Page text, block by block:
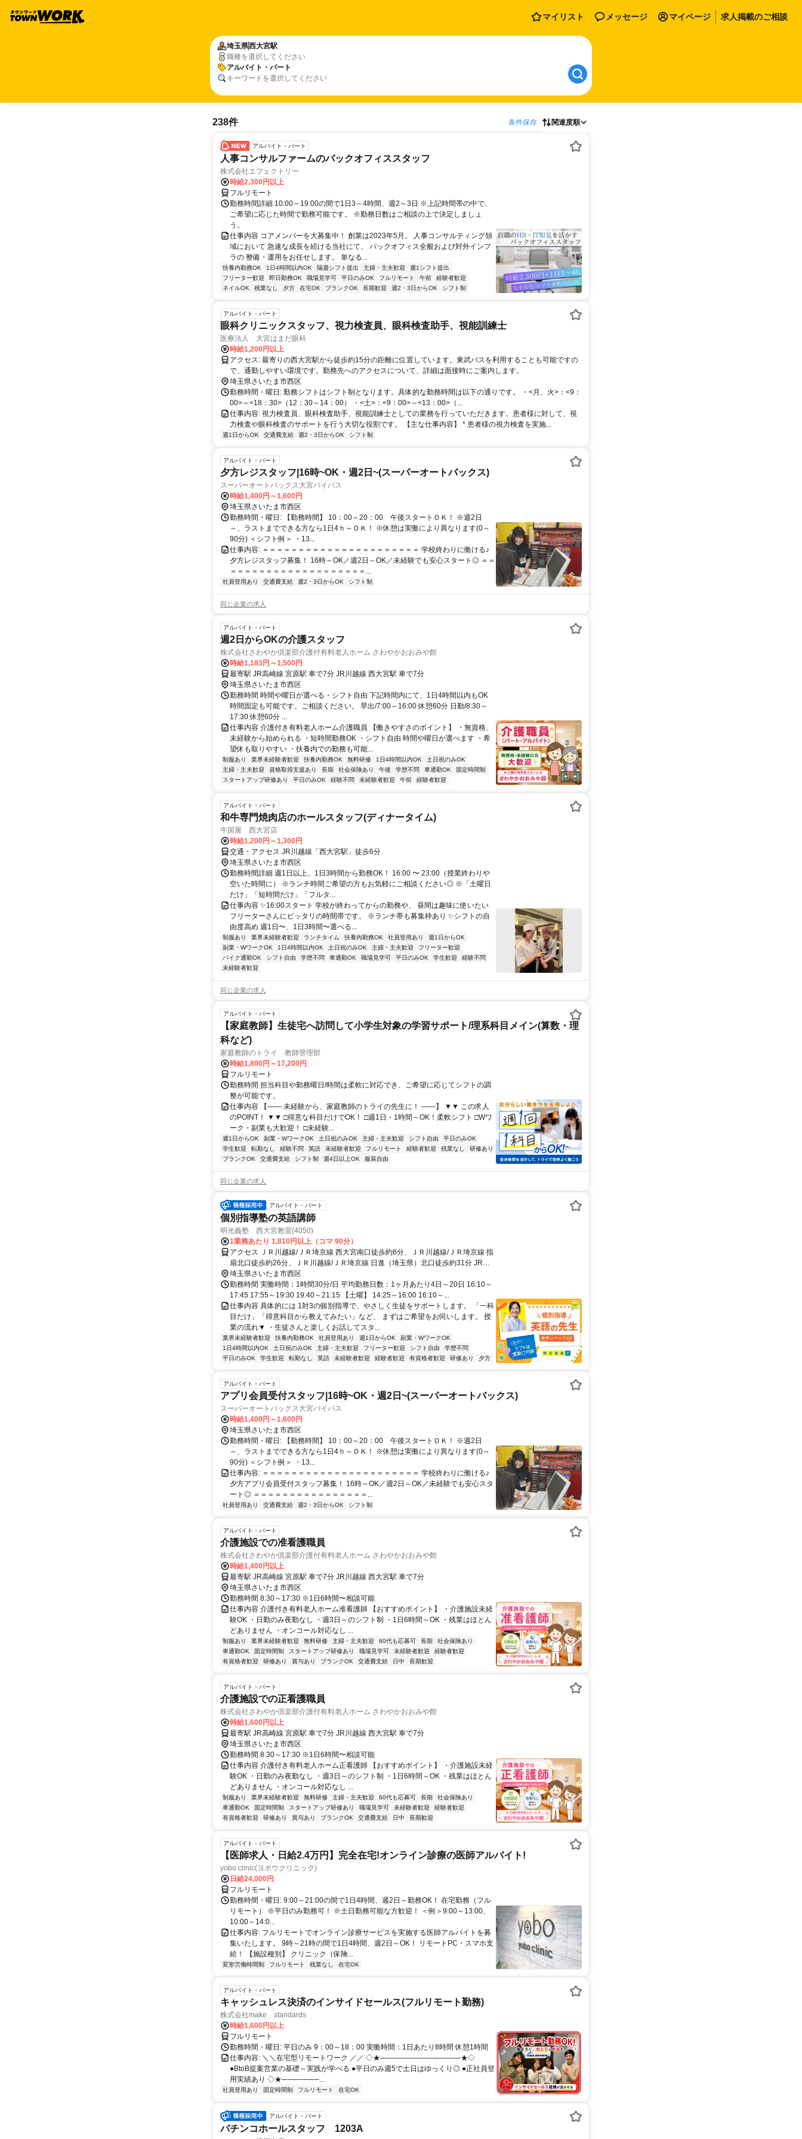
マイリスト メッセージ マイページ 求人掲載のご相談
埼玉県西大宮駅
職種を選択してください
アルバイト・パート
キーワードを選択してください
238件 条件保存 関連度順
アルバイト・パート
人事コンサルファームのバックオフィススタッフ
株式会社エフェクトリー
時給2,300円以上
フルリモート
勤務時間詳細 10:00～19:00の間で1日3～4時間、週2～3日 ※上記時間帯の中で、
ご希望に応じた時間で勤務可能です。 ※勤務日数はご相談の上で決定しましょ
う。
仕事内容 コアメンバーを大募集中！ 創業は2023年5月。 人事コンサルティング領
域において 急速な成長を続ける当社にて、 バックオフィス全般および対外インフ
ラの 整備・運用をお任せします。 単なる...
扶養内勤務OK 1日4時間以内OK 隔週シフト提出 主婦・主夫歓迎
週1シフト提出
フリーター歓迎
即日勤務OK 職場見学可 平日のみOK フルリモート 午前
経験者歓迎
ネイルOK
残業なし 夕方 在宅OK ブランクOK 長期歓迎 週2・3日からOK シフト制
アルバイト・パート
眼科クリニックスタッフ、視力検査員、眼科検査助手、視能訓練士
医療法人 大宮はまだ眼科
時給1,200円以上
アクセス: 最寄りの西大宮駅から徒歩約15分の距離に位置しています。東武バスを利用することも可能ですの
で、通勤しやすい環境です。勤務先へのアクセスについて、詳細は面接時にご案内します。
埼玉県さいたま市西区
勤務時間・曜日: 勤務シフトはシフト制となります。具体的な勤務時間は以下の通りです。 ・<月、火>：<9：
00>～<18：30>（12：30～14：00） ・<土>：<9：00>～<13：00>（...
仕事内容: 視力検査員、眼科検査助手、視能訓練士としての業務を行っていただきます。患者様に対して、視
力検査や眼科検査のサポートを行う大切な役割です。 【主な仕事内容】 * 患者様の視力検査を実施...
週1日からOK 交通費支給 週2・3日からOK シフト制
アルバイト・パート
夕方レジスタッフ|16時~OK・週2日~(スーパーオートバックス)
スーパーオートバックス大宮バイパス
時給1,400円～1,600円
埼玉県さいたま市西区
勤務時間・曜日: 【勤務時間】 10：00～20：00 午後スタートＯＫ！ ※週2日
～、ラストまでできる方なら1日4ｈ～ＯＫ！ ※休憩は実働により異なります(0～
90分) ＜シフト例＞ ・13...
仕事内容: ＝＝＝＝＝＝＝＝＝＝＝＝＝＝＝＝＝＝＝＝＝＝ 学校終わりに働ける♪
夕方レジスタッフ募集！ 16時～OK／週2日～OK／未経験でも安心スタート◎ ＝＝
＝＝＝＝＝＝＝＝＝＝＝＝＝＝＝＝＝＝＝...
社員登用あり 交通費支給 週2・3日からOK シフト制
同じ企業の求人
アルバイト・パート
週2日からOKの介護スタッフ
株式会社さわやか倶楽部介護付有料老人ホーム さわやかおおみや館
時給1,183円～1,500円
最寄駅 JR高崎線 宮原駅 車で7分 JR川越線 西大宮駅 車で7分
埼玉県さいたま市西区
勤務時間 時間や曜日が選べる・シフト自由 下記時間内にて、1日4時間以内もOK
時間固定も可能です。ご相談ください。 早出/7:00～16:00 休憩60分 日勤/8:30～
17:30 休憩60分 ...
仕事内容 介護付き有料老人ホーム介護職員 【働きやすさのポイント】 ・無資格、
未経験から始められる ・短時間勤務OK ・シフト自由 時間や曜日が選べます ・希
望休も取りやすい ・扶養内での勤務も可能...
制服あり 業界未経験者歓迎 扶養内勤務OK 無料研修 1日4時間以内OK
土日祝のみOK
主婦・主夫歓迎
資格取得支援あり 長期 社会保険あり 午後 学歴不問 車通勤OK
固定時間制
スタートアップ研修あり
平日のみOK 経験不問 未経験者歓迎 午前 経験者歓迎
アルバイト・パート
和牛専門焼肉店のホールスタッフ(ディナータイム)
牛国屋 西大宮店
時給1,200円～1,300円
交通・アクセス JR川越線「西大宮駅」徒歩6分
埼玉県さいたま市西区
勤務時間詳細 週1日以上、1日3時間から勤務OK！ 16:00 〜 23:00（授業終わりや
空いた時間に） ※ランチ時間ご希望の方もお気軽にご相談ください◎ ※「土曜日
だけ」「短時間だけ」「フルタ...
仕事内容 ✨16:00スタート 学校が終わってからの勤務や、 昼間は趣味に使いたい
フリーターさんにピッタリの時間帯です。 ※ランチ帯も募集枠あり ✨シフトの自
由度高め 週1日〜、1日3時間〜選べる...
制服あり 業界未経験者歓迎 ランチタイム 扶養内勤務OK 社員登用あり
週1日からOK
副業・WワークOK
1日4時間以内OK 土日祝のみOK 主婦・主夫歓迎
フリーター歓迎
バイク通勤OK
シフト自由 学歴不問 車通勤OK 職場見学可 平日のみOK 学生歓迎
経験不問
未経験者歓迎
同じ企業の求人
アルバイト・パート
【家庭教師】生徒宅へ訪問して小学生対象の学習サポート/理系科目メイン(算数・理
科など)
家庭教師のトライ 教師管理部
時給1,800円～17,200円
フルリモート
勤務時間 担当科目や勤務曜日/時間は柔軟に対応でき、ご希望に応じてシフトの調
整が可能です。
仕事内容 【―― 未経験から、家庭教師のトライの先生に！ ――】 ▼▼ この求人
のPOINT！ ▼▼ □得意な科目だけでOK！ □週1日・1時間～OK！柔軟シフト □Wワ
ーク・副業も大歓迎！ □未経験...
週1日からOK 副業・WワークOK 土日祝のみOK 主婦・主夫歓迎 シフト自由
平日のみOK
学生歓迎
転勤なし 経験不問 英語 未経験者歓迎 フルリモート 経験者歓迎 残業なし
研修あり
ブランクOK
交通費支給 シフト制 週4日以上OK 服装自由
同じ企業の求人
アルバイト・パート
個別指導塾の英語講師
明光義塾 西大宮教室(4050)
1業務あたり 1,810円以上（コマ 90分）
アクセス ＪＲ川越線/ＪＲ埼京線 西大宮南口徒歩約6分、ＪＲ川越線/ＪＲ埼京線 指
扇北口徒歩約26分、ＪＲ川越線/ＪＲ埼京線 日進（埼玉県）北口徒歩約31分 JR川
越線・JR埼京線「西大宮駅」徒歩6分
埼玉県さいたま市西区
勤務時間 実働時間：1時間30分/日 平均勤務日数：1ヶ月あたり4日～20日 16:10～
17:45 17:55～19:30 19:40～21:15 【土曜】 14:25～16:00 16:10～...
仕事内容 具体的には 1対3の個別指導で、やさしく生徒をサポートします。 「一科
目だけ」「得意科目から教えてみたい」など、 まずはご希望をお伺いします。 授
業の流れ▼ ・生徒さんと楽しくお話してスタ...
業界未経験者歓迎 扶養内勤務OK 社員登用あり 週1日からOK
副業・WワークOK
1日4時間以内OK
土日祝のみOK 主婦・主夫歓迎 フリーター歓迎 シフト自由
学歴不問
平日のみOK
学生歓迎 転勤なし 英語 未経験者歓迎 経験者歓迎 有資格者歓迎 研修あり 夕方
アルバイト・パート
アプリ会員受付スタッフ|16時~OK・週2日~(スーパーオートバックス)
スーパーオートバックス大宮バイパス
時給1,400円～1,600円
埼玉県さいたま市西区
勤務時間・曜日: 【勤務時間】 10：00～20：00 午後スタートＯＫ！ ※週2日
～、ラストまでできる方なら1日4ｈ～ＯＫ！ ※休憩は実働により異なります(0～
90分) ＜シフト例＞ ・13...
仕事内容: ＝＝＝＝＝＝＝＝＝＝＝＝＝＝＝＝＝＝＝＝＝＝ 学校終わりに働ける♪
夕方アプリ会員受付スタッフ募集！ 16時～OK／週2日～OK／未経験でも安心スタ
ート◎ ＝＝＝＝＝＝＝＝＝＝＝＝＝＝＝＝...
社員登用あり 交通費支給 週2・3日からOK シフト制
アルバイト・パート
介護施設での准看護職員
株式会社さわやか倶楽部介護付有料老人ホーム さわやかおおみや館
時給1,400円以上
最寄駅 JR高崎線 宮原駅 車で7分 JR川越線 西大宮駅 車で7分
埼玉県さいたま市西区
勤務時間 8:30～17:30 ※1日6時間〜相談可能
仕事内容 介護付き有料老人ホーム准看護師 【おすすめポイント】 ・介護施設未経
験OK ・日勤のみ夜勤なし ・週3日～のシフト制 ・1日6時間～OK ・残業はほとん
どありません ・オンコール対応なし ...
制服あり 業界未経験者歓迎 無料研修 主婦・主夫歓迎 60代も応募可 長期
社会保険あり
車通勤OK
固定時間制 スタートアップ研修あり 職場見学可 未経験者歓迎
経験者歓迎
有資格者歓迎
研修あり 賞与あり ブランクOK 交通費支給 日中 長期歓迎
アルバイト・パート
介護施設での正看護職員
株式会社さわやか倶楽部介護付有料老人ホーム さわやかおおみや館
時給1,600円以上
最寄駅 JR高崎線 宮原駅 車で7分 JR川越線 西大宮駅 車で7分
埼玉県さいたま市西区
勤務時間 8:30～17:30 ※1日6時間〜相談可能
仕事内容 介護付き有料老人ホーム正看護師 【おすすめポイント】 ・介護施設未経
験OK ・日勤のみ夜勤なし ・週3日～のシフト制 ・1日6時間～OK ・残業はほとん
どありません ・オンコール対応なし ...
制服あり 業界未経験者歓迎 無料研修 主婦・主夫歓迎 60代も応募可 長期
社会保険あり
車通勤OK
固定時間制 スタートアップ研修あり 職場見学可 未経験者歓迎
経験者歓迎
有資格者歓迎
研修あり 賞与あり ブランクOK 交通費支給 日中 長期歓迎
アルバイト・パート
【医師求人・日給2.4万円】完全在宅!オンライン診療の医師アルバイト!
yobo clinic(ヨボウクリニック)
日給24,000円
フルリモート
勤務時間・曜日: 9:00～21:00の間で1日4時間、週2日～勤務OK！ 在宅勤務（フル
リモート） ※平日のみ勤務可！ ※土日勤務可能な方歓迎！ ＜例＞9:00～13:00、
10:00～14:0...
仕事内容: フルリモートでオンライン診療サービスを実施する医師アルバイトを募
集いたします。 9時～21時の間で1日4時間、週2日～OK！ リモートPC・スマホ支
給！ 【施設種別】 クリニック（保険...
変形労働時間制 フルリモート 残業なし 在宅OK
アルバイト・パート
キャッシュレス決済のインサイドセールス(フルリモート勤務)
株式会社make standards
時給1,600円以上
フルリモート
勤務時間・曜日: 平日のみ 9：00～18：00 実働時間：1日あたり8時間 休憩1時間
仕事内容: ＼＼在宅型リモートワーク ／／ ◇★───────────────★◇
●BtoB提案営業の基礎～実践が学べる ●平日のみ週5で土日はゆっくり◎ ●正社員登
用実績あり ◇★───────...
社員登用あり 固定時間制 フルリモート 在宅OK
アルバイト・パート
パチンコホールスタッフ 1203A